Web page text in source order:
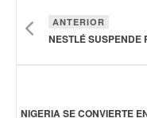
ANTERIOR